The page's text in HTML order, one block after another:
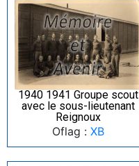
1940 1941 Groupe scout
avec le sous-lieutenant
Reignoux
Oflag : XB